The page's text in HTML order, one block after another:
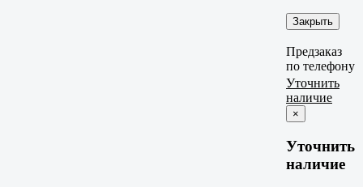
Закрыть
Предзаказ
по телефону
Уточнить
наличие
×
Уточнить
наличие